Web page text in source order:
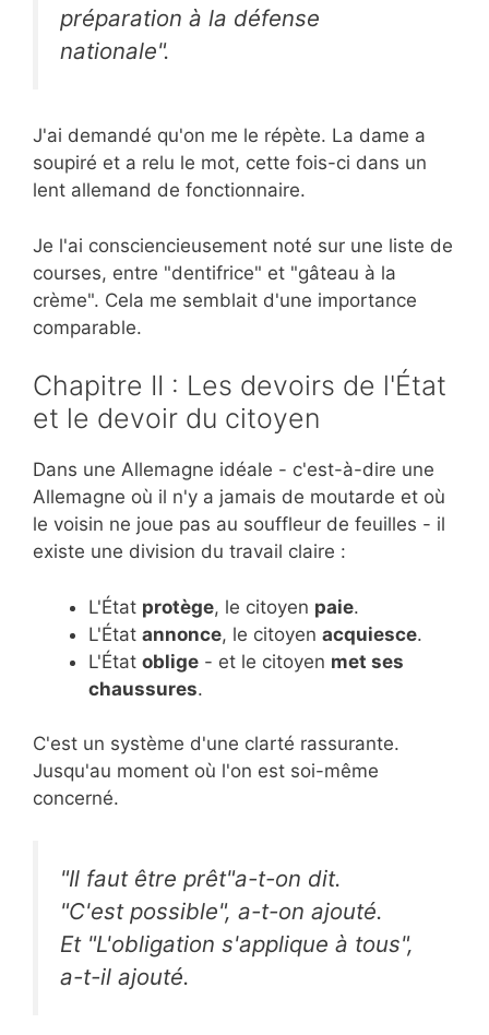
préparation à la défense
nationale".
J'ai demandé qu'on me le répète. La dame a
soupiré et a relu le mot, cette fois-ci dans un
lent allemand de fonctionnaire.
Je l'ai consciencieusement noté sur une liste de
courses, entre "dentifrice" et "gâteau à la
crème". Cela me semblait d'une importance
comparable.
Chapitre II : Les devoirs de l'État
et le devoir du citoyen
Dans une Allemagne idéale - c'est-à-dire une
Allemagne où il n'y a jamais de moutarde et où
le voisin ne joue pas au souffleur de feuilles - il
existe une division du travail claire :
L'État protège, le citoyen paie.
L'État annonce, le citoyen acquiesce.
L'État oblige - et le citoyen met ses
chaussures.
C'est un système d'une clarté rassurante.
Jusqu'au moment où l'on est soi-même
concerné.
"Il faut être prêt"a-t-on dit.
"C'est possible", a-t-on ajouté.
Et "L'obligation s'applique à tous",
a-t-il ajouté.